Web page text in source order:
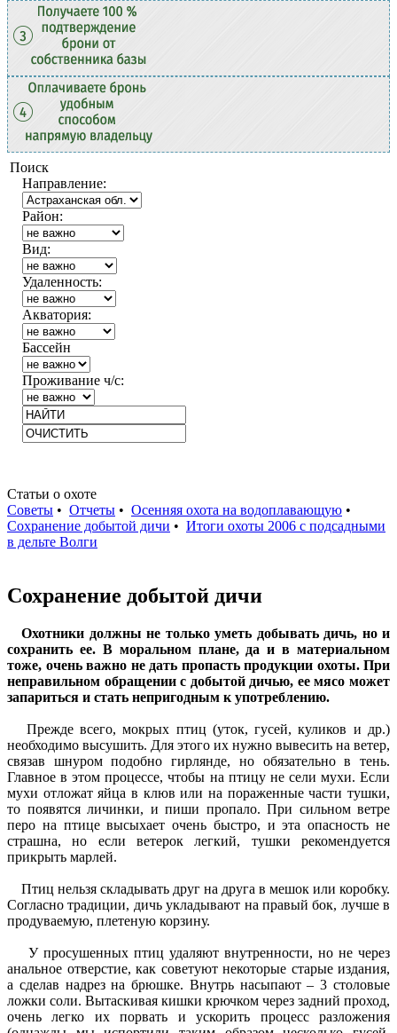
Поиск
Направление:
Район:
Вид:
Удаленность:
Акватория:
Бассейн
Проживание ч/с:
Статьи о охоте
Советы • Отчеты • Осенняя охота на водоплавающую •
Сохранение добытой дичи • Итоги охоты 2006 с подсадными
в дельте Волги
Сохранение добытой дичи
Охотники должны не только уметь добывать дичь, но и
сохранить ее. В моральном плане, да и в материальном
тоже, очень важно не дать пропасть продукции охоты. При
неправильном обращении с добытой дичью, ее мясо может
запариться и стать непригодным к употреблению.
Прежде всего, мокрых птиц (уток, гусей, куликов и др.)
необходимо высушить. Для этого их нужно вывесить на ветер,
связав шнуром подобно гирлянде, но обязательно в тень.
Главное в этом процессе, чтобы на птицу не сели мухи. Если
мухи отложат яйца в клюв или на пораженные части тушки,
то появятся личинки, и пиши пропало. При сильном ветре
перо на птице высыхает очень быстро, и эта опасность не
страшна, но если ветерок легкий, тушки рекомендуется
прикрыть марлей.
Птиц нельзя складывать друг на друга в мешок или коробку.
Согласно традиции, дичь укладывают на правый бок, лучше в
продуваемую, плетеную корзину.
У просушенных птиц удаляют внутренности, но не через
анальное отверстие, как советуют некоторые старые издания,
а сделав надрез на брюшке. Внутрь насыпают – 3 столовые
ложки соли. Вытаскивая кишки крючком через задний проход,
очень легко их порвать и ускорить процесс разложения